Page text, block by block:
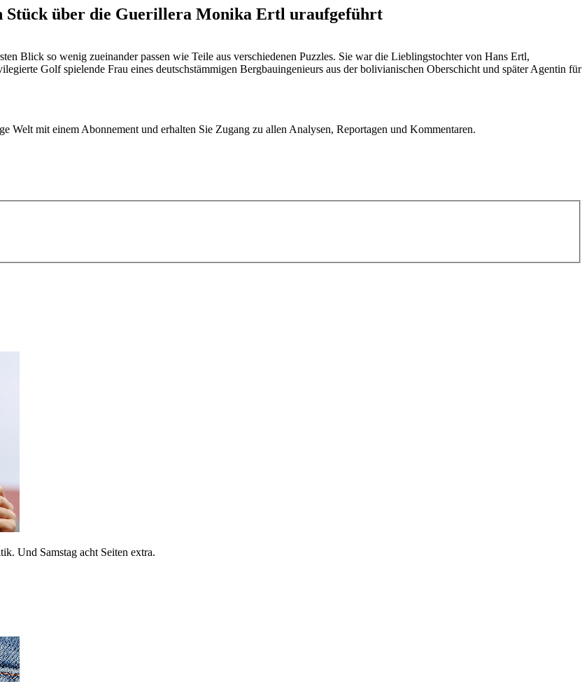
über die Guerillera Monika Ertl uraufgeführt
Blick so wenig zueinander passen wie Teile aus verschiedenen Puzzles. Sie war die Lieblingstochter von Hans Ertl,
Golf spielende Frau eines deutschstämmigen Bergbauingenieurs aus der bolivianischen Oberschicht und später Agentin für
Welt mit einem Abonnement und erhalten Sie Zugang zu allen Analysen, Reportagen und Kommentaren.
Und Samstag acht Seiten extra.